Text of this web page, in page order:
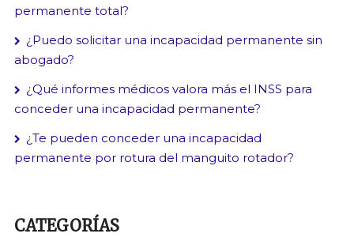
permanente total?
¿Puedo solicitar una incapacidad permanente sin
abogado?
¿Qué informes médicos valora más el INSS para
conceder una incapacidad permanente?
¿Te pueden conceder una incapacidad
permanente por rotura del manguito rotador?
CATEGORÍAS